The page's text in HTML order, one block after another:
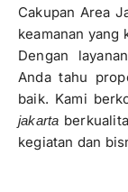
Cakupan Area
keamanan yang
Dengan
Anda tahu
baik. Kami
jakarta
kegiatan dan